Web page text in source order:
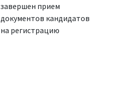
завершен прием
документов кандидатов
на регистрацию